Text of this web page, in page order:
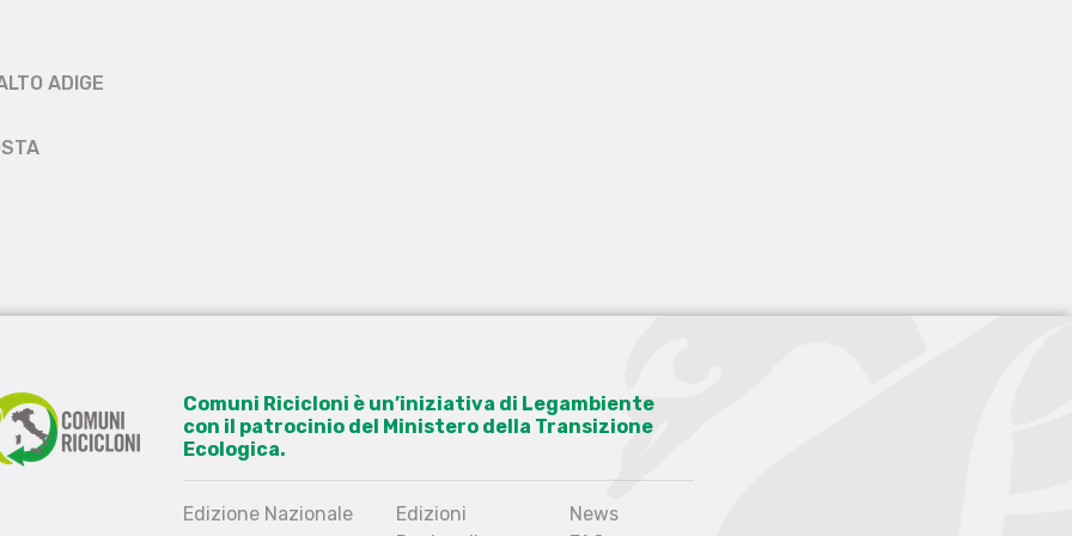
ADIGE
Comuni Ricicloni è un’iniziativa di Legambiente
con il patrocinio del Ministero della Transizione
Ecologica.
Edizione Nazionale
Edizioni
News